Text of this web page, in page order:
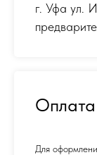
г. Уфа ул.
Оплата
Для